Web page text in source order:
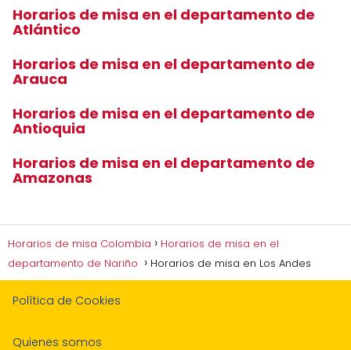
Horarios de misa en el departamento de
Atlántico
Horarios de misa en el departamento de
Arauca
Horarios de misa en el departamento de
Antioquia
Horarios de misa en el departamento de
Amazonas
Horarios de misa Colombia
Horarios de misa en el
departamento de Nariño
Horarios de misa en Los Andes
Política de Cookies
Quienes somos